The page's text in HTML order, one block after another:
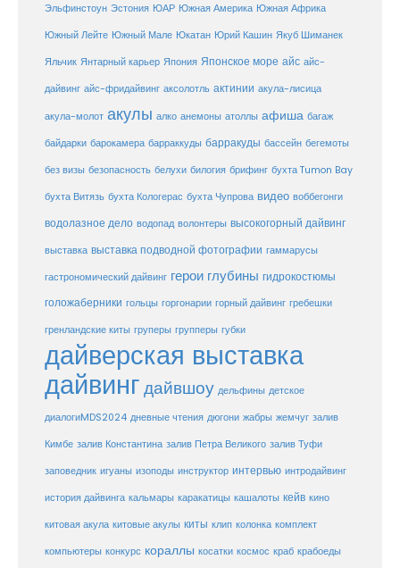
Эльфинстоун Эстония ЮАР Южная Америка Южная Африка
Южный Лейте Южный Мале Юкатан Юрий Кашин Якуб Шиманек
Яльчик Янтарный карьер Япония Японское море айс айс-
дайвинг айс-фридайвинг аксолотль актинии акула-лисица
акула-молот акулы алко анемоны атоллы афиша багаж
байдарки барокамера барраккуды барракуды бассейн бегемоты
без визы безопасность белухи билогия брифинг бухта Tumon Bay
бухта Витязь бухта Кологерас бухта Чупрова видео воббегонги
водолазное дело водопад волонтеры высокогорный дайвинг
выставка выставка подводной фотографии гаммарусы
гастрономический дайвинг герои глубины гидрокостюмы
голожаберники гольцы горгонарии горный дайвинг гребешки
гренландские киты груперы групперы губки
дайверская выставка
дайвингдайвшоу дельфины детское
диалогиMDS2024 дневные чтения дюгони жабры жемчуг залив
Кимбе залив Константина залив Петра Великого залив Туфи
заповедник игуаны изоподы инструктор интервью интродайвинг
история дайвинга кальмары каракатицы кашалоты кейв кино
китовая акула китовые акулы киты клип колонка комплект
компьютеры конкурс кораллы косатки космос краб крабоеды